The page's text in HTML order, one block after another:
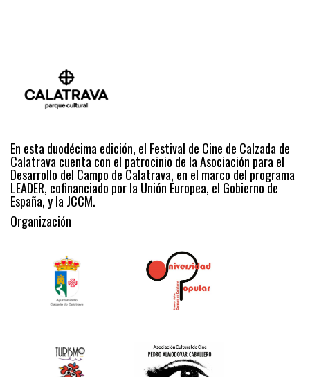
En esta duodécima edición, el Festival de Cine de Calzada de
Calatrava cuenta con el patrocinio de la Asociación para el
Desarrollo del Campo de Calatrava, en el marco del programa
LEADER, cofinanciado por la Unión Europea, el Gobierno de
España, y la JCCM.
Organización